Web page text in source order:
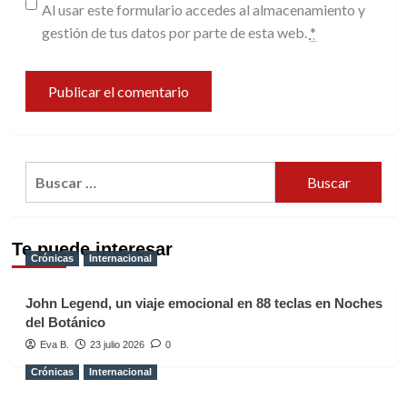
Al usar este formulario accedes al almacenamiento y
gestión de tus datos por parte de esta web. *
Te puede interesar
Crónicas Internacional
John Legend, un viaje emocional en 88 teclas en Noches
del Botánico
Eva B. 23 julio 2026 0
Crónicas Internacional